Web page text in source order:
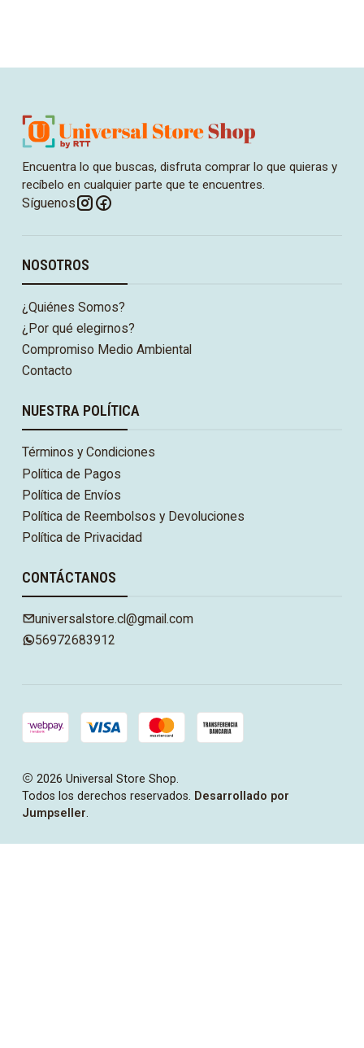
Encuentra lo que buscas, disfruta comprar lo que quieras y
recíbelo en cualquier parte que te encuentres.
Síguenos
NOSOTROS
¿Quiénes Somos?
¿Por qué elegirnos?
Compromiso Medio Ambiental
Contacto
NUESTRA POLÍTICA
Términos y Condiciones
Política de Pagos
Política de Envíos
Política de Reembolsos y Devoluciones
Política de Privacidad
CONTÁCTANOS
universalstore.cl@gmail.com
56972683912
2026 Universal Store Shop.
Todos los derechos reservados. Desarrollado por
Jumpseller.